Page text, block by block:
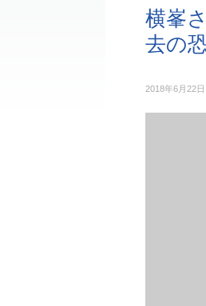
横峯
去の
2018年6月22